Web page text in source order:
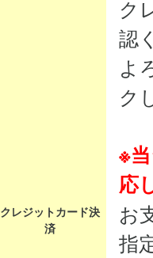
クレジットカード決
済
ク
認
よ
ク
※
応
お
指